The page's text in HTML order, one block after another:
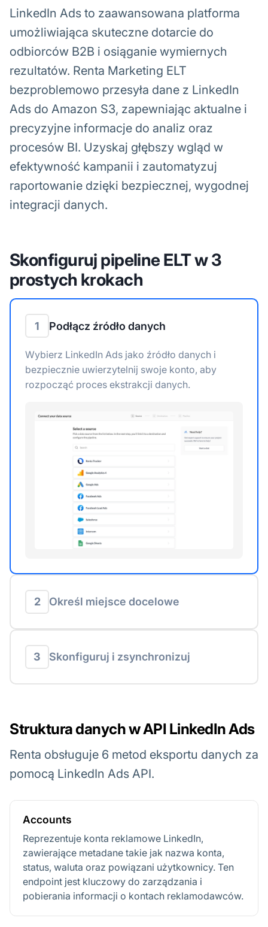
LinkedIn Ads to zaawansowana platforma
umożliwiająca skuteczne dotarcie do
odbiorców B2B i osiąganie wymiernych
rezultatów. Renta Marketing ELT
bezproblemowo przesyła dane z LinkedIn
Ads do Amazon S3, zapewniając aktualne i
precyzyjne informacje do analiz oraz
procesów BI. Uzyskaj głębszy wgląd w
efektywność kampanii i zautomatyzuj
raportowanie dzięki bezpiecznej, wygodnej
integracji danych.
Skonfiguruj pipeline ELT w 3
prostych krokach
1 Podłącz źródło danych
Wybierz LinkedIn Ads jako źródło danych i
bezpiecznie uwierzytelnij swoje konto, aby
rozpocząć proces ekstrakcji danych.
2 Określ miejsce docelowe
3 Skonfiguruj i zsynchronizuj
Struktura danych w API LinkedIn Ads
Renta obsługuje 6 metod eksportu danych za
pomocą LinkedIn Ads API.
Accounts
Reprezentuje konta reklamowe LinkedIn,
zawierające metadane takie jak nazwa konta,
status, waluta oraz powiązani użytkownicy. Ten
endpoint jest kluczowy do zarządzania i
pobierania informacji o kontach reklamodawców.